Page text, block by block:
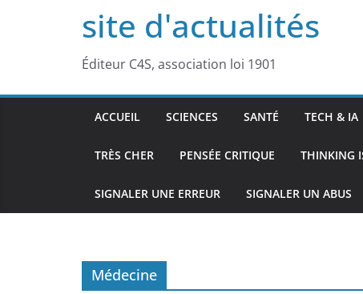
site d'actualités
Éditeur C4S, association loi 1901
ACCUEIL SCIENCES SANTÉ TECH & IA
TRÈS CHER PENSÉE CRITIQUE THINKING
SIGNALER UNE ERREUR SIGNALER UN ABUS
Médecine